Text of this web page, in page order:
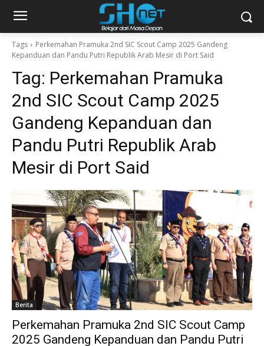
Tags
Perkemahan Pramuka 2nd SIC Scout Camp 2025 Gandeng
Kepanduan dan Pandu Putri Republik Arab Mesir di Port Said
Tag: Perkemahan Pramuka
2nd SIC Scout Camp 2025
Gandeng Kepanduan dan
Pandu Putri Republik Arab
Mesir di Port Said
Berita
Perkemahan Pramuka 2nd SIC Scout Camp
2025 Gandeng Kepanduan dan Pandu Putri